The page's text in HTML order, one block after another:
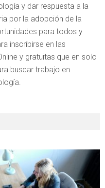
y dar respuesta a la
por la adopción de la
para todos y
inscribirse en las
y gratuitas que en solo
buscar trabajo en